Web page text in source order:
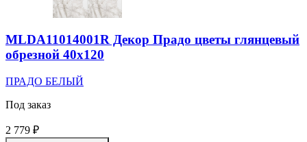
MLDA11014001R Декор Прадо цветы глянцевый
обрезной 40х120
ПРАДО БЕЛЫЙ
Под заказ
2 779 ₽